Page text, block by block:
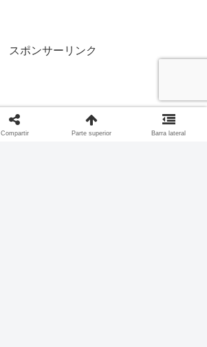
japonesa!
スポンサーリンク
Compartir Parte superior Barra lateral